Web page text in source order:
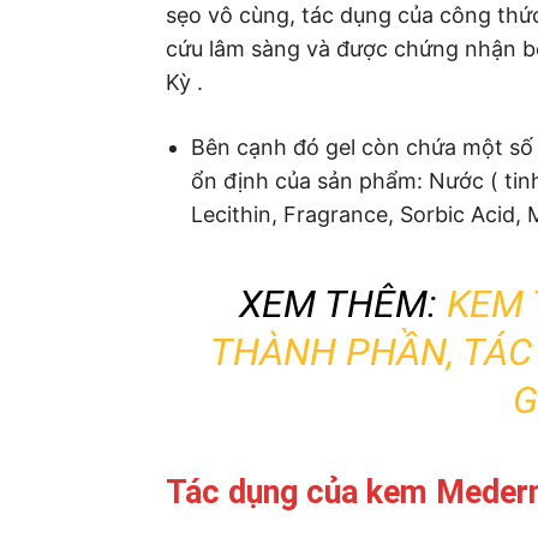
sẹo vô cùng, tác dụng của công
cứu lâm sàng và được chứng nhận
Kỳ .
Bên cạnh đó gel còn chứa một
ổn định của sản phẩm: Nước (
Lecithin, Fragrance, Sorbic Acid,
XEM THÊM: KEM
THÀNH PHẦN,
Tác dụng của kem